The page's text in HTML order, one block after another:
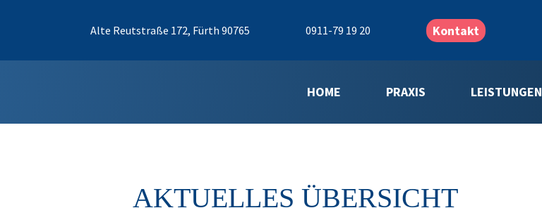
Alte Reutstraße 172, Fürth 90765 0911-79 19 20 Kontakt
HOME PRAXIS LEISTUNGEN
AKTUELLES ÜBERSICHT